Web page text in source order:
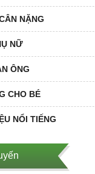
NẶNG
NỮ
ÔNG
CHO BÉ
NỔI TIẾNG